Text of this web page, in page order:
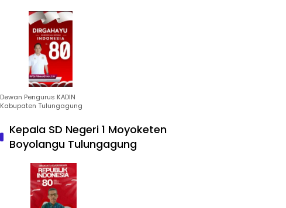
Dewan Pengurus KADIN
Kabupaten Tulungagung
Kepala SD Negeri 1 Moyoketen
Boyolangu Tulungagung